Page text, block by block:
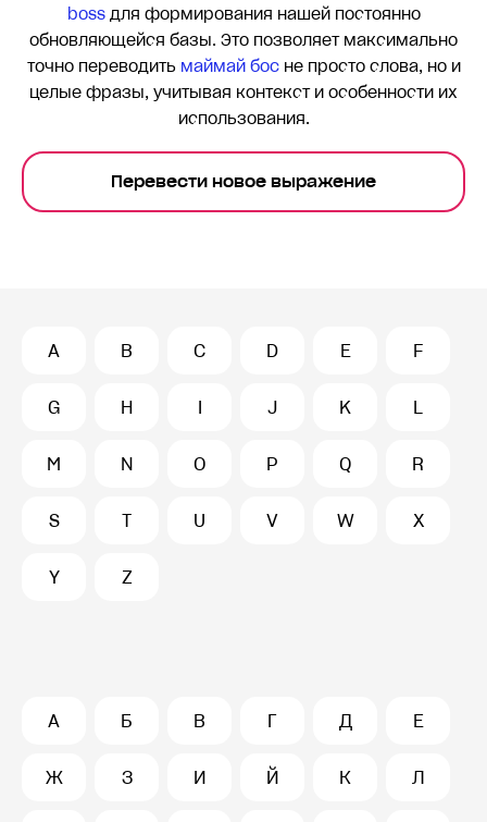
bossдля формирования нашей постоянно
обновляющейся базы. Это позволяет максимально
точно переводить маймай босне просто слова, но и
целые фразы, учитывая контекст и особенности их
использования.
Перевести новое выражение
A B C D E F
G H I J K L
M N O P Q R
S T U V W X
Y Z
А Б В Г Д Е
Ж З И Й К Л